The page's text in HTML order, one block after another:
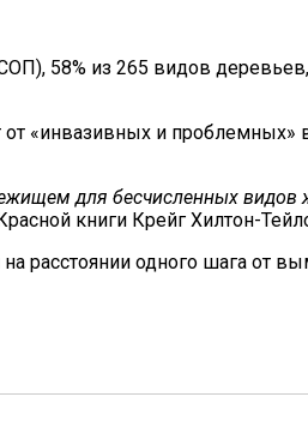
58% из 265 видов деревьев,
«инвазивных и проблемных»
для бесчисленных видов
книги Крейг Хилтон-
расстоянии одного шага от